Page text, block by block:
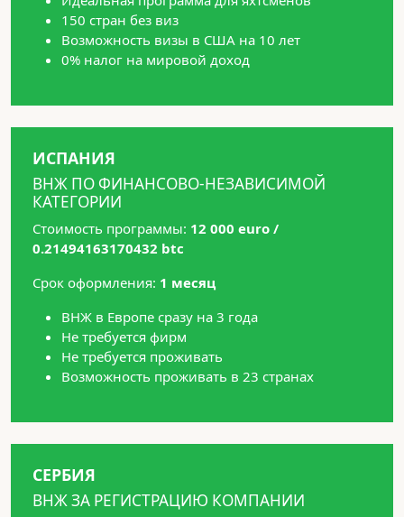
150 стран без виз
Возможность визы в США на 10 лет
0% налог на мировой доход
ИСПАНИЯ
ВНЖ ПО ФИНАНСОВО-НЕЗАВИСИМОЙ
КАТЕГОРИИ
Стоимость программы: 12 000 euro /
0.21494163170432 btc
Срок оформления: 1 месяц
ВНЖ в Европе сразу на 3 года
Не требуется фирм
Не требуется проживать
Возможность проживать в 23 странах
СЕРБИЯ
ВНЖ ЗА РЕГИСТРАЦИЮ КОМПАНИИ